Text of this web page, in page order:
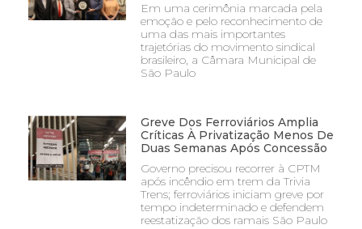
Em uma cerimônia marcada pela
emoção e pelo reconhecimento de
uma das mais importantes
trajetórias do movimento sindical
brasileiro, a Câmara Municipal de
São Paulo
Greve Dos Ferroviários Amplia
Críticas À Privatização Menos De
Duas Semanas Após Concessão
Governo precisou recorrer à CPTM
após incêndio em trem da Trivia
Trens; ferroviários iniciam greve por
tempo indeterminado e defendem
reestatização dos ramais São Paulo